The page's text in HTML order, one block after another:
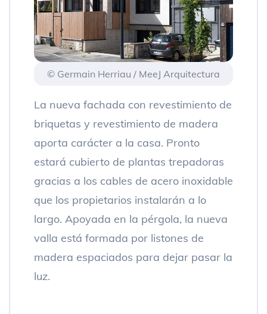
© Germain Herriau / MeeJ Arquitectura
La nueva fachada con revestimiento de
briquetas y revestimiento de madera
aporta carácter a la casa. Pronto
estará cubierto de plantas trepadoras
gracias a los cables de acero inoxidable
que los propietarios instalarán a lo
largo. Apoyada en la pérgola, la nueva
valla está formada por listones de
madera espaciados para dejar pasar la
luz.